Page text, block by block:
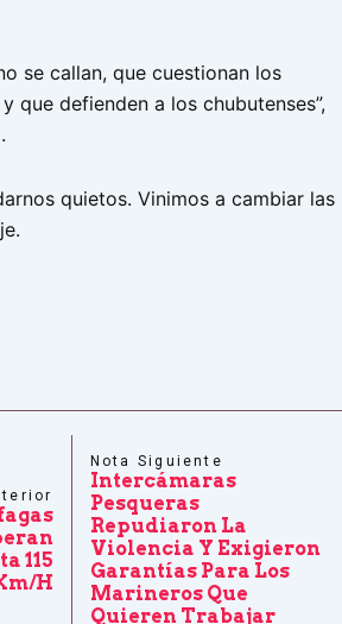
se callan, que cuestionan los
que defienden a los chubutenses”,
quietos. Vinimos a cambiar las
115
h
Nota Siguiente
Intercámaras
Pesqueras
Repudiaron La
Violencia Y Exigieron
Garantías Para Los
Marineros Que
Quieren Trabajar